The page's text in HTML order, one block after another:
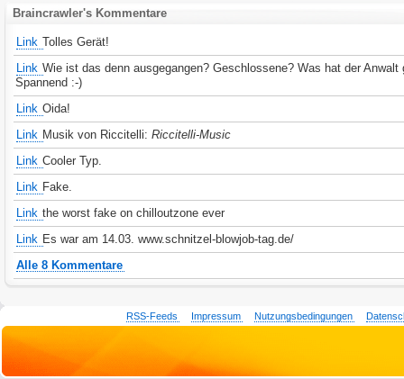
Braincrawler's Kommentare
Link Tolles Gerät!
Link Wie ist das denn ausgegangen? Geschlossene? Was hat der Anwalt
Spannend :-)
Link Oida!
Link Musik von Riccitelli:Riccitelli-Music
Link Cooler Typ.
Link Fake.
Link the worst fake on chilloutzone ever
Link Es war am 14.03.www.schnitzel-blowjob-tag.de/
Alle 8 Kommentare
RSS-Feeds Impressum Nutzungsbedingungen